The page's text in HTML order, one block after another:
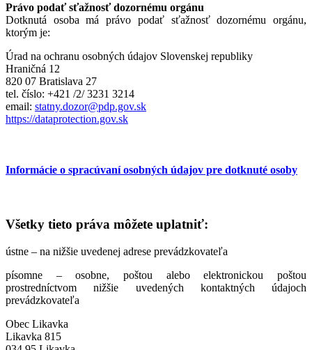
Právo podať sťažnosť dozornému orgánu
Dotknutá osoba má právo podať sťažnosť dozornému orgánu,
ktorým je:
Úrad na ochranu osobných údajov Slovenskej republiky
Hraničná 12
820 07 Bratislava 27
tel. číslo: +421 /2/ 3231 3214
email: statny.dozor@pdp.gov.sk
https://dataprotection.gov.sk
Informácie o spracúvaní osobných údajov pre dotknuté osoby
Všetky tieto práva môžete uplatniť:
ústne – na nižšie uvedenej adrese prevádzkovateľa
písomne – osobne, poštou alebo elektronickou poštou
prostredníctvom nižšie uvedených kontaktných údajoch
prevádzkovateľa
Obec Likavka
Likavka 815